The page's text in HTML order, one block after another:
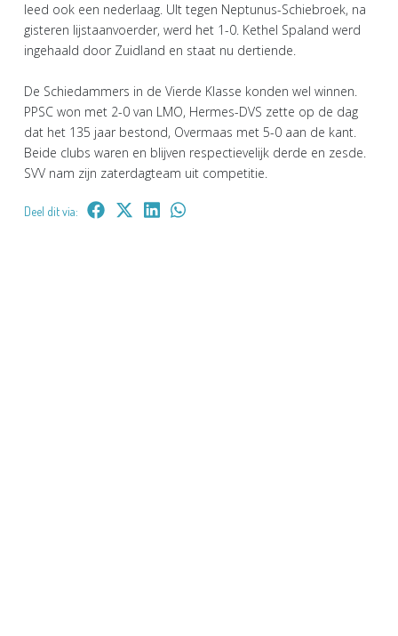
leed ook een nederlaag. UIt tegen Neptunus-Schiebroek, na
gisteren lijstaanvoerder, werd het 1-0. Kethel Spaland werd
ingehaald door Zuidland en staat nu dertiende.
De Schiedammers in de Vierde Klasse konden wel winnen.
PPSC won met 2-0 van LMO, Hermes-DVS zette op de dag
dat het 135 jaar bestond, Overmaas met 5-0 aan de kant.
Beide clubs waren en blijven respectievelijk derde en zesde.
SVV nam zijn zaterdagteam uit competitie.
Deel dit via: